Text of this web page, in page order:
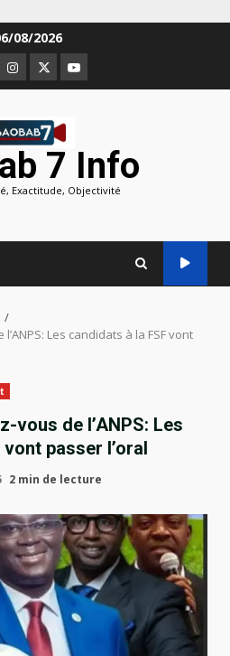
08/2026
Instagram
TwitterYoutube
7 Info
Exactitude, Objectivité
Les candidats à la FSF vont
vous de l’ANPS: Les
passer l’oral
2 min de lecture